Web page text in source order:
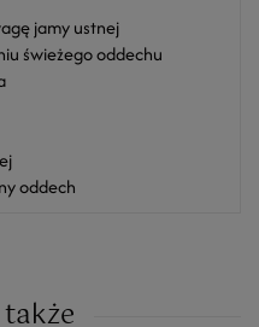
jamy ustnej
świeżego oddechu
oddech